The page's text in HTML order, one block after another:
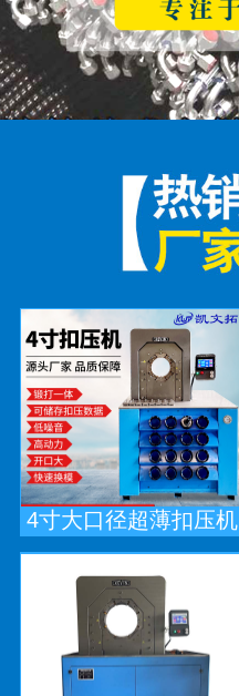
4寸大口径超薄扣压机